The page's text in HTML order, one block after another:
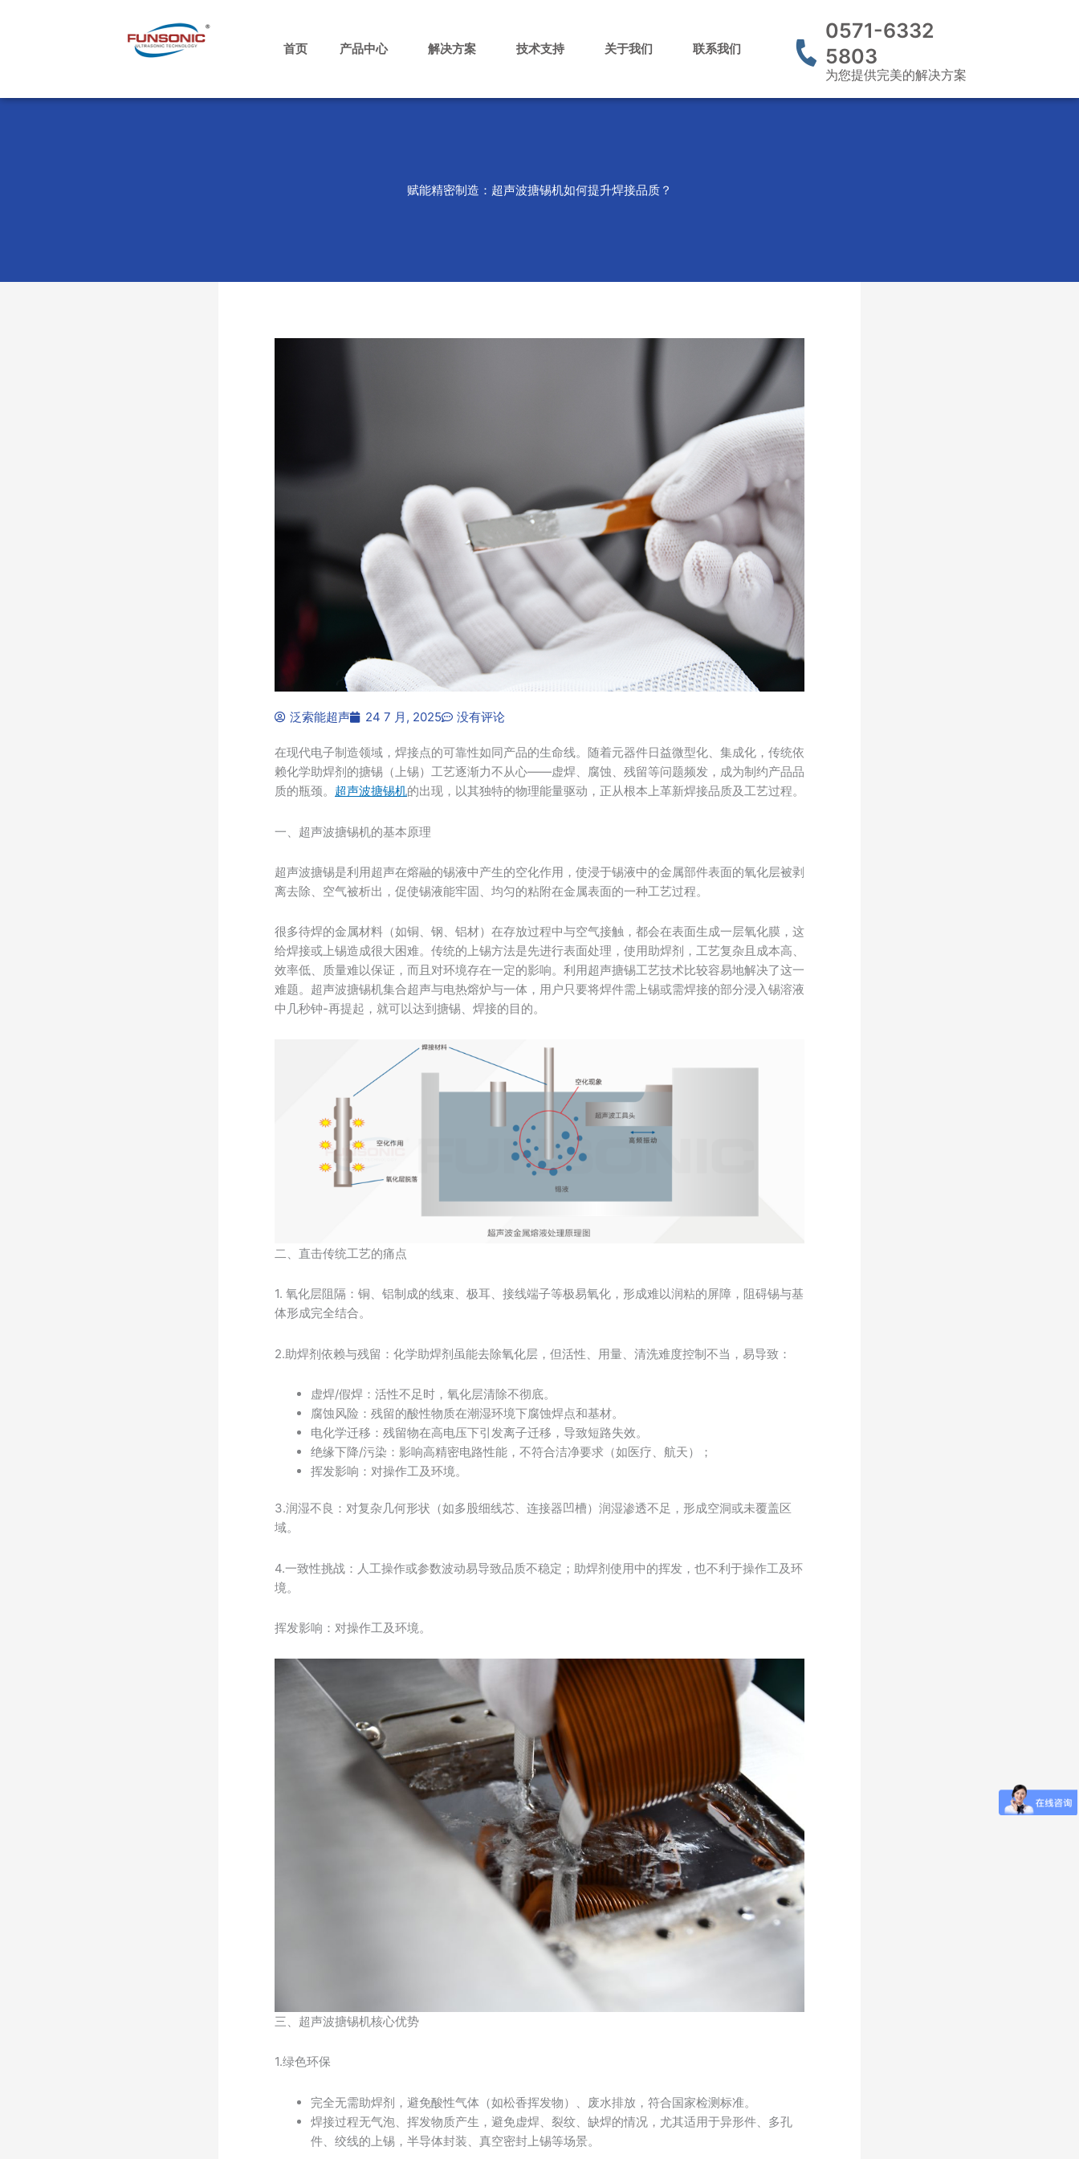
首页 产品中心 解决方案 技术支持 关于我们 联系我们
0571-6332
5803
为您提供完美的解决方案
赋能精密制造：超声波搪锡机如何提升焊接品质？
泛索能超声 24 7 月, 2025 没有评论
在现代电子制造领域，焊接点的可靠性如同产品的生命线。随着元器件日益微型化、集成化，传统依
赖化学助焊剂的搪锡（上锡）工艺逐渐力不从心——虚焊、腐蚀、残留等问题频发，成为制约产品品
质的瓶颈。 超声波搪锡机的出现，以其独特的物理能量驱动，正从根本上革新焊接品质及工艺过程。
一、超声波搪锡机的基本原理
超声波搪锡是利用超声在熔融的锡液中产生的空化作用，使浸于锡液中的金属部件表面的氧化层被剥
离去除、空气被析出，促使锡液能牢固、均匀的粘附在金属表面的一种工艺过程。
很多待焊的金属材料（如铜、钢、铝材）在存放过程中与空气接触，都会在表面生成一层氧化膜，这
给焊接或上锡造成很大困难。传统的上锡方法是先进行表面处理，使用助焊剂，工艺复杂且成本高、
效率低、质量难以保证，而且对环境存在一定的影响。利用超声搪锡工艺技术比较容易地解决了这一
难题。超声波搪锡机集合超声与电热熔炉与一体，用户只要将焊件需上锡或需焊接的部分浸入锡溶液
中几秒钟-再提起，就可以达到搪锡、焊接的目的。
二、直击传统工艺的痛点
1. 氧化层阻隔：铜、铝制成的线束、极耳、接线端子等极易氧化，形成难以润粘的屏障，阻碍锡与基
体形成完全结合。
2.助焊剂依赖与残留：化学助焊剂虽能去除氧化层，但活性、用量、清洗难度控制不当，易导致：
虚焊/假焊：活性不足时，氧化层清除不彻底。
腐蚀风险：残留的酸性物质在潮湿环境下腐蚀焊点和基材。
电化学迁移：残留物在高电压下引发离子迁移，导致短路失效。
绝缘下降/污染：影响高精密电路性能，不符合洁净要求（如医疗、航天）；
挥发影响：对操作工及环境。
3.润湿不良：对复杂几何形状（如多股细线芯、连接器凹槽）润湿渗透不足，形成空洞或未覆盖区
域。
4.一致性挑战：人工操作或参数波动易导致品质不稳定；助焊剂使用中的挥发，也不利于操作工及环
境。
挥发影响：对操作工及环境。
三、超声波搪锡机核心优势
1.绿色环保
完全无需助焊剂，避免酸性气体（如松香挥发物）、废水排放，符合国家检测标准。
焊接过程无气泡、挥发物质产生，避免虚焊、裂纹、缺焊的情况，尤其适用于异形件、多孔
件、绞线的上锡，半导体封装、真空密封上锡等场景。